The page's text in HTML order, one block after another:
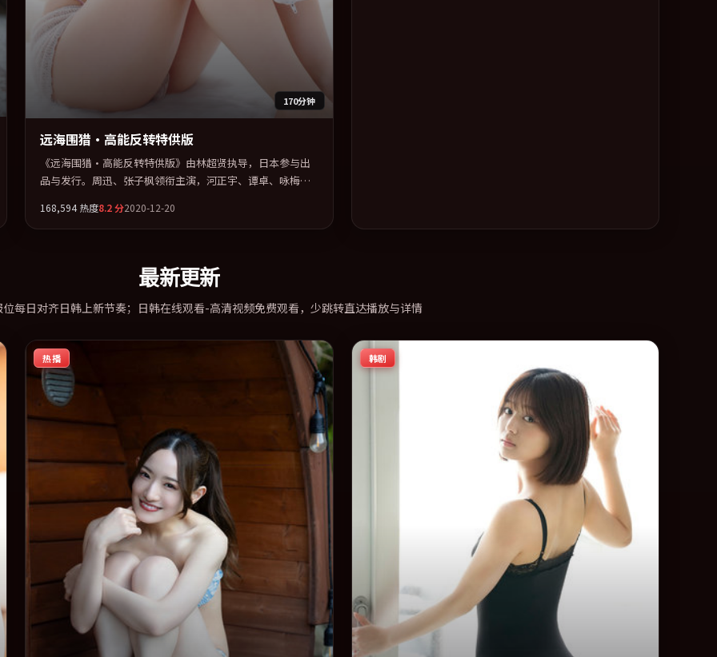
170分钟
远海围猎·高能反转特供版
《远海围猎·高能反转特供版》由林超贤执导，日本参与出
品与发行。周迅、张子枫领衔主演，河正宇、谭卓、咏梅联
以「犯罪」类型为骨架，在叙事、表演与视听上力求统一。
定于 2020-04-01 在内地院线及主流平台同步亮相，2020 年
168,594热度8.2分2020-12-20
最新更新
每日对齐日韩上新节奏；日韩在线观看-高清视频免费观看，少跳转直达播放与详情
热播 韩剧